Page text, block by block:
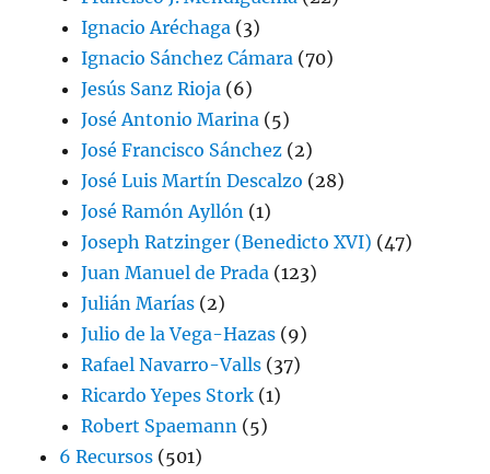
Ignacio Aréchaga (3)
Ignacio Sánchez Cámara (70)
Jesús Sanz Rioja (6)
José Antonio Marina (5)
José Francisco Sánchez (2)
José Luis Martín Descalzo (28)
José Ramón Ayllón (1)
Joseph Ratzinger (Benedicto XVI) (47)
Juan Manuel de Prada (123)
Julián Marías (2)
Julio de la Vega-Hazas (9)
Rafael Navarro-Valls (37)
Ricardo Yepes Stork (1)
Robert Spaemann (5)
6 Recursos (501)